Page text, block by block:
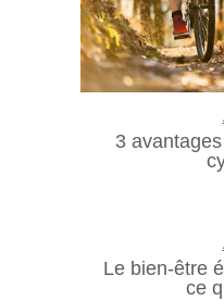
3
Le bien-être
ce